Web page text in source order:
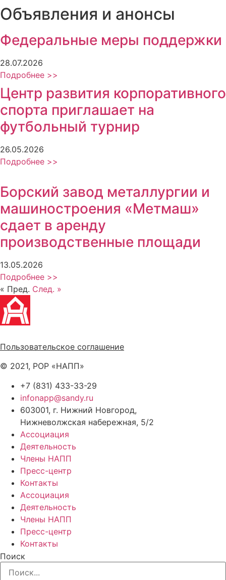
Объявления и анонсы
Федеральные меры поддержки
28.07.2026
Подробнее >>
Центр развития корпоративного
спорта приглашает на
футбольный турнир
26.05.2026
Подробнее >>
Борский завод металлургии и
машиностроения «Метмаш»
сдает в аренду
производственные площади
13.05.2026
Подробнее >>
« Пред. След. »
Пользовательское соглашение
© 2021, РОР «НАПП»
+7 (831) 433-33-29
infonapp@sandy.ru
603001, г. Нижний Новгород,
Нижневолжская набережная, 5/2
Ассоциация
Деятельность
Члены НАПП
Пресс-центр
Контакты
Ассоциация
Деятельность
Члены НАПП
Пресс-центр
Контакты
Поиск